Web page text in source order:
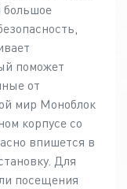
большое
поможет
от
мир Моноблок
корпусе со
впишется в
Для
посещения